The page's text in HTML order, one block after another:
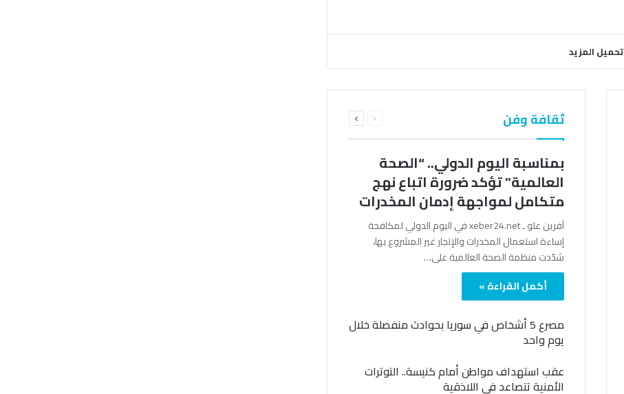
تحميل المزيد
ثقافة وفن الصفحةالصفحة
بمناسبة اليوم الدولي.. “الصحة
العالمية” تؤكد ضرورة اتباع نهج
متكامل لمواجهة إدمان المخدرات
آفرين علو ـ xeber24.net في اليوم الدولي لمكافحة
إساءة استعمال المخدرات والإتجار غير المشروع بها،
شدّدت منظمة الصحة العالمية على…
أكمل القراءة »
مصرع 5 أشخاص في سوريا بحوادث منفصلة خلال
يوم واحد
عقب استهداف مواطن أمام كنيسة.. التوترات
الأمنية تتصاعد في اللاذقية